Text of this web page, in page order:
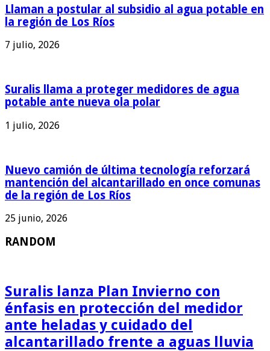
Llaman a postular al subsidio al agua potable en
la región de Los Ríos
7 julio, 2026
Suralis llama a proteger medidores de agua
potable ante nueva ola polar
1 julio, 2026
Nuevo camión de última tecnología reforzará
mantención del alcantarillado en once comunas
de la región de Los Ríos
25 junio, 2026
RANDOM
Suralis lanza Plan Invierno con
énfasis en protección del medidor
ante heladas y cuidado del
alcantarillado frente a aguas lluvia